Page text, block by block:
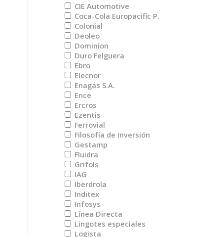
CIE Automotive
Coca-Cola Europacific P.
Colonial
Deoleo
Dominion
Duro Felguera
Ebro
Elecnor
Enagás S.A.
Ence
Ercros
Ezentis
Ferrovial
Filosofía de Inversión
Gestamp
Fluidra
Grifols
IAG
Iberdrola
Inditex
Infosys
Línea Directa
Lingotes especiales
Logista